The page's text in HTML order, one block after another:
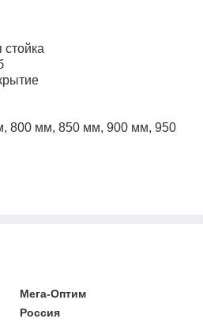
стойка
800 мм, 850 мм, 900 мм, 950
Мега-Оптим
Россия